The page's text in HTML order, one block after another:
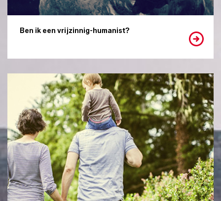
Ben ik een vrijzinnig-humanist?